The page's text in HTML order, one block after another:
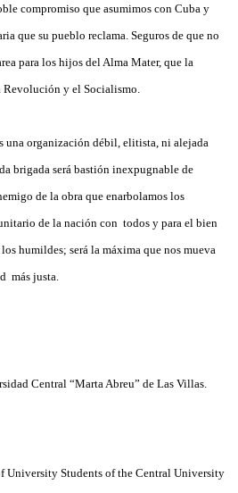
compromiso que asumimos con Cuba y
que su pueblo reclama. Seguros de que no
para los hijos del Alma Mater, que la
y el Socialismo.
una organización débil, elitista, ni alejada
brigada será bastión inexpugnable de
de la obra que enarbolamos los
de la nación con todos y para el bien
humildes; será la máxima que nos mueva
más justa.
Central “Marta Abreu” de Las Villas.
University Students of the Central University